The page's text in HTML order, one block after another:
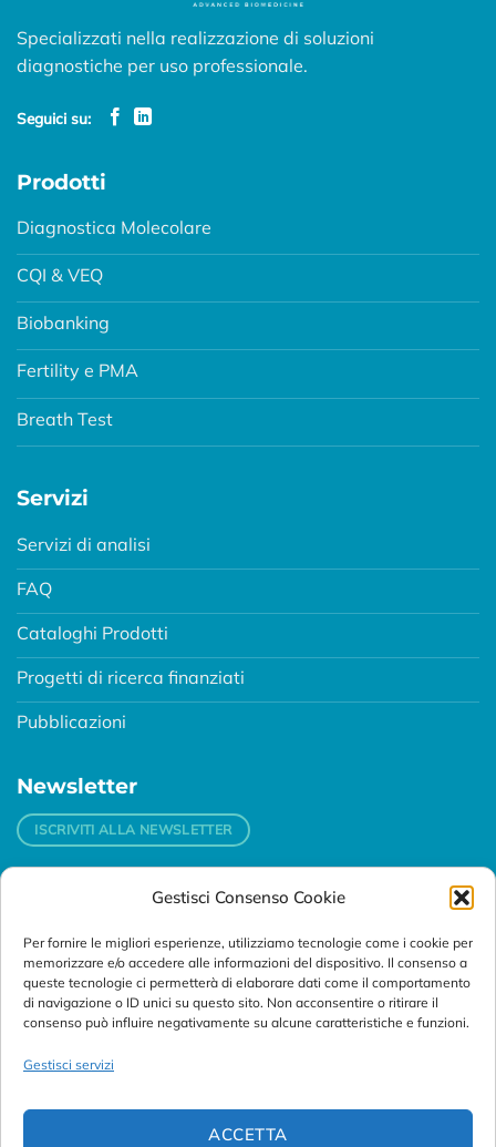
Gestisci Consenso Cookie
Per fornire le migliori esperienze, utilizziamo tecnologie come i cookie per
memorizzare e/o accedere alle informazioni del dispositivo. Il consenso a
queste tecnologie ci permetterà di elaborare dati come il comportamento
di navigazione o ID unici su questo sito. Non acconsentire o ritirare il
consenso può influire negativamente su alcune caratteristiche e funzioni.
Gestisci servizi
ACCETTA
Specializzati nella realizzazione di soluzioni
diagnostiche per uso professionale.
Seguici su:
Prodotti
Diagnostica Molecolare
CQI & VEQ
Biobanking
Fertility e PMA
Breath Test
Servizi
Servizi di analisi
FAQ
Cataloghi Prodotti
Progetti di ricerca finanziati
Pubblicazioni
Newsletter
ISCRIVITI ALLA NEWSLETTER
Padova
Via Svizzera, 16 - 35127 Padova (Italy)
Tel:
+39 049 76 16 98
Telefax: +39 049 870 95 10
Email: customersupport@abanalitica.it